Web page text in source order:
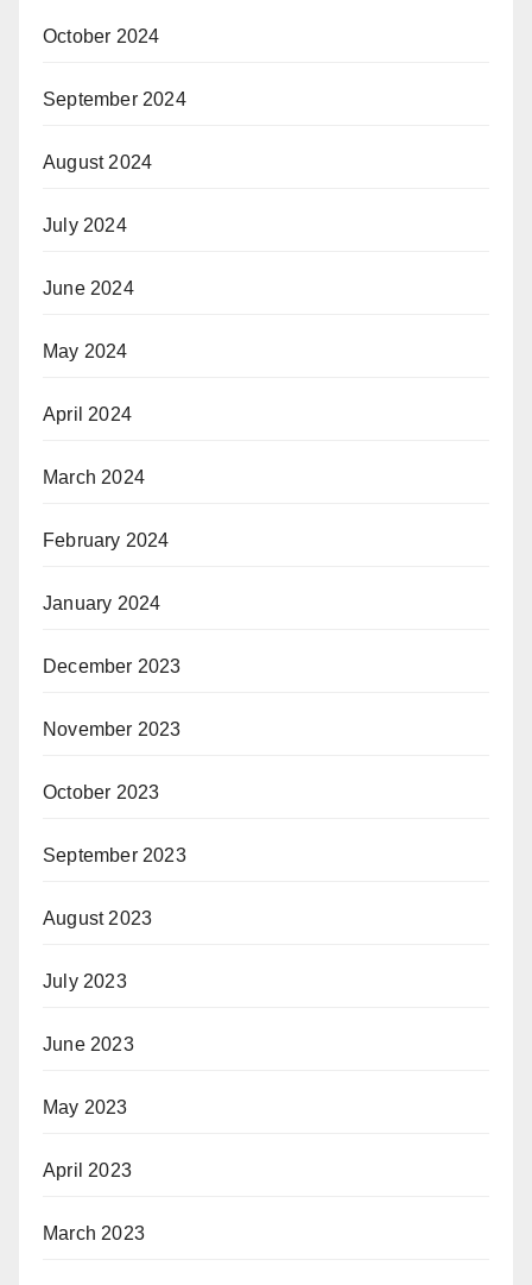
October 2024
September 2024
August 2024
July 2024
June 2024
May 2024
April 2024
March 2024
February 2024
January 2024
December 2023
November 2023
October 2023
September 2023
August 2023
July 2023
June 2023
May 2023
April 2023
March 2023